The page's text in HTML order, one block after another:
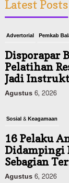
Latest Posts
Advertorial Pemkab
Disporapar
Pelatihan
Jadi
Agustus 6, 2026
Sosial & Keagamaan
16 Pelaku
Didampingi
Sebagian
Agustus 6, 2026